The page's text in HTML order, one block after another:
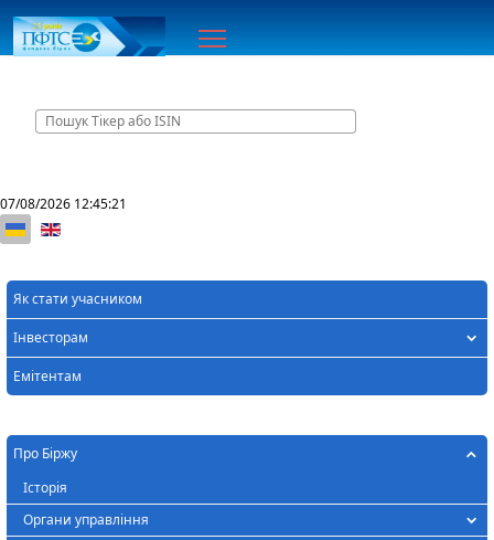
07/08/2026 12:45:21
Оберіть свою мову
Як стати учасником
Інвесторам
Емітентам
Про Біржу
Історія
Органи управління